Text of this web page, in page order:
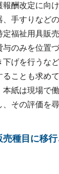
酬改定に向
手すりなど
福祉用具販
のみを位置
げを行うな
ることも求め
紙は現場で
その評価を尋
種目に移